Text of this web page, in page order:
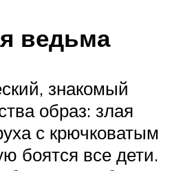
ведьма
знакомый
образ: злая
с крючковатым
боятся все дети.